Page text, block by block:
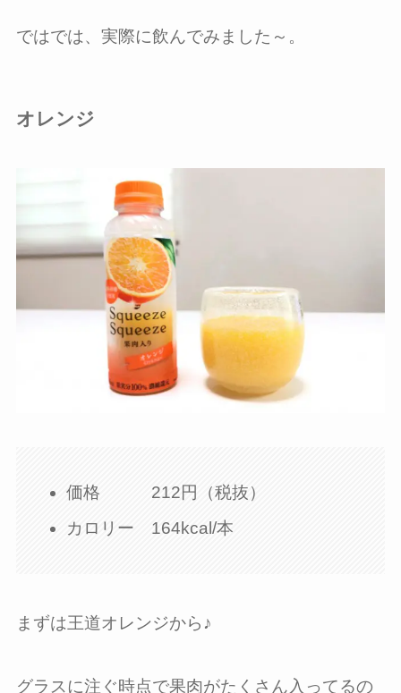
ではでは、実際に飲んでみました～。
オレンジ
価格 212円（税抜）
カロリー 164kcal/本
まずは王道オレンジから♪
グラスに注ぐ時点で果肉がたくさん入ってるの